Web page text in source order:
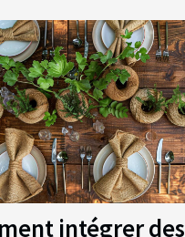
intégrer des